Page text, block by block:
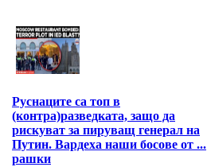
Руснаците са топ в
(контра)разведката, защо да
рискуват за пируващ генерал на
Путин. Вардеха наши босове от ...
рашки